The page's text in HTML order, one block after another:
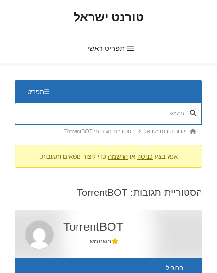
טורנט ישראל
תפריט ראשי
תפריט
נתיב
אתה
פורום טורנט ישראל הסטוריית תגובות: TorrentBOT
אנא בצע כניסה או הרשמה כדי ליצור נושאים ותגובות.
הסטוריית תגובות: TorrentBOT
TorrentBOT
משתמש
פרופיל